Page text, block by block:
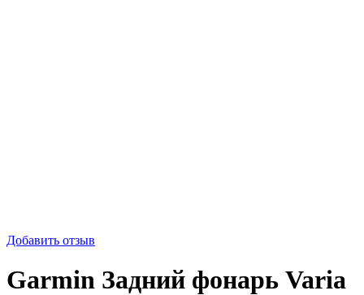
Добавить отзыв
Garmin Задний фонарь Varia